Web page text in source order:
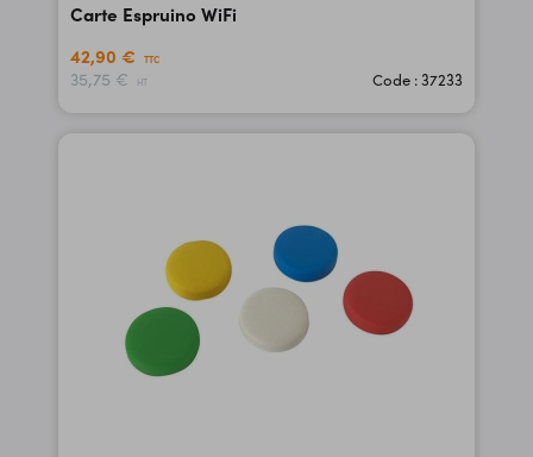
Carte Espruino WiFi
42,90 €
TTC
35,75 € HT Code : 37233